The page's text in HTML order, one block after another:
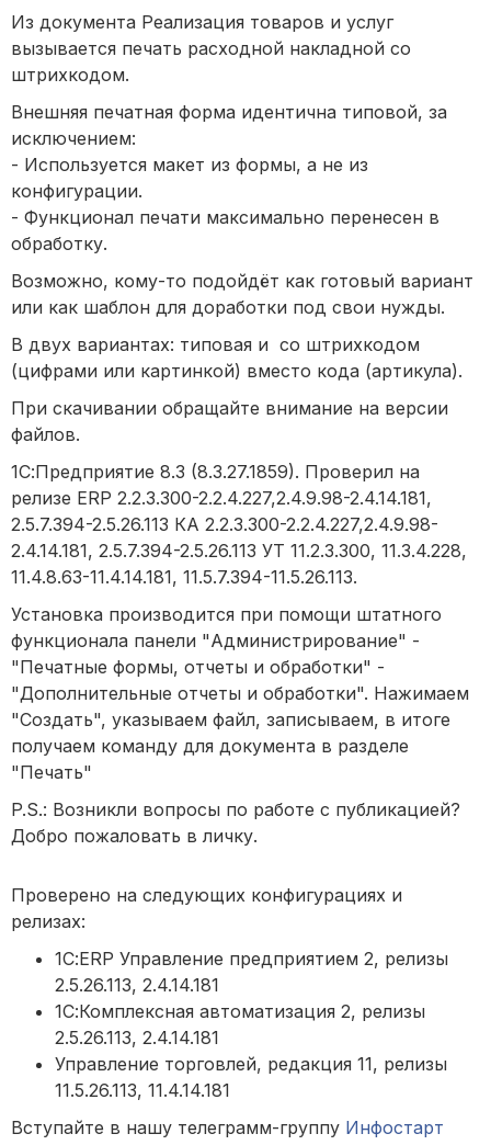
Из документа Реализация товаров и услуг
вызывается печать расходной накладной со
штрихкодом.
Внешняя печатная форма идентична типовой, за
исключением:
- Используется макет из формы, а не из
конфигурации.
- Функционал печати максимально перенесен в
обработку.
Возможно, кому-то подойдёт как готовый вариант
или как шаблон для доработки под свои нужды.
В двух вариантах: типовая и со штрихкодом
(цифрами или картинкой) вместо кода (артикула).
При скачивании обращайте внимание на версии
файлов.
1С:Предприятие 8.3 (8.3.27.1859). Проверил на
релизе ERP 2.2.3.300-2.2.4.227,2.4.9.98-2.4.14.181,
2.5.7.394-2.5.26.113 КА 2.2.3.300-2.2.4.227,2.4.9.98-
2.4.14.181, 2.5.7.394-2.5.26.113 УТ 11.2.3.300, 11.3.4.228,
11.4.8.63-11.4.14.181, 11.5.7.394-11.5.26.113.
Установка производится при помощи штатного
функционала панели "Администрирование" -
"Печатные формы, отчеты и обработки" -
"Дополнительные отчеты и обработки". Нажимаем
"Создать", указываем файл, записываем, в итоге
получаем команду для документа в разделе
"Печать"
P.S.: Возникли вопросы по работе с публикацией?
Добро пожаловать в личку.
Проверено на следующих конфигурациях и
релизах:
1С:ERP Управление предприятием 2, релизы
2.5.26.113, 2.4.14.181
1С:Комплексная автоматизация 2, релизы
2.5.26.113, 2.4.14.181
Управление торговлей, редакция 11, релизы
11.5.26.113, 11.4.14.181
Вступайте в нашу телеграмм-группу Инфостарт